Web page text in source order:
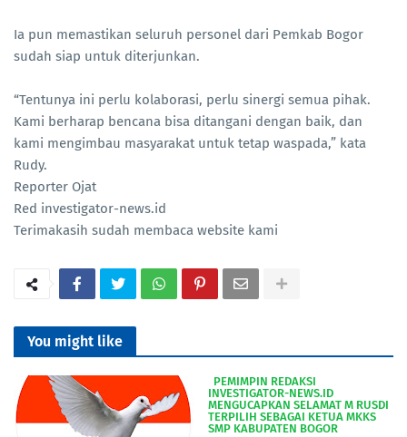
Ia pun memastikan seluruh personel dari Pemkab Bogor
sudah siap untuk diterjunkan.
“Tentunya ini perlu kolaborasi, perlu sinergi semua pihak.
Kami berharap bencana bisa ditangani dengan baik, dan
kami mengimbau masyarakat untuk tetap waspada,” kata
Rudy.
Reporter Ojat
Red investigator-news.id
Terimakasih sudah membaca website kami
You might like
‎ ‎ ‎PEMIMPIN REDAKSI
INVESTIGATOR-NEWS.ID
MENGUCAPKAN SELAMAT M RUSDI
TERPILIH SEBAGAI KETUA MKKS
SMP KABUPATEN BOGOR